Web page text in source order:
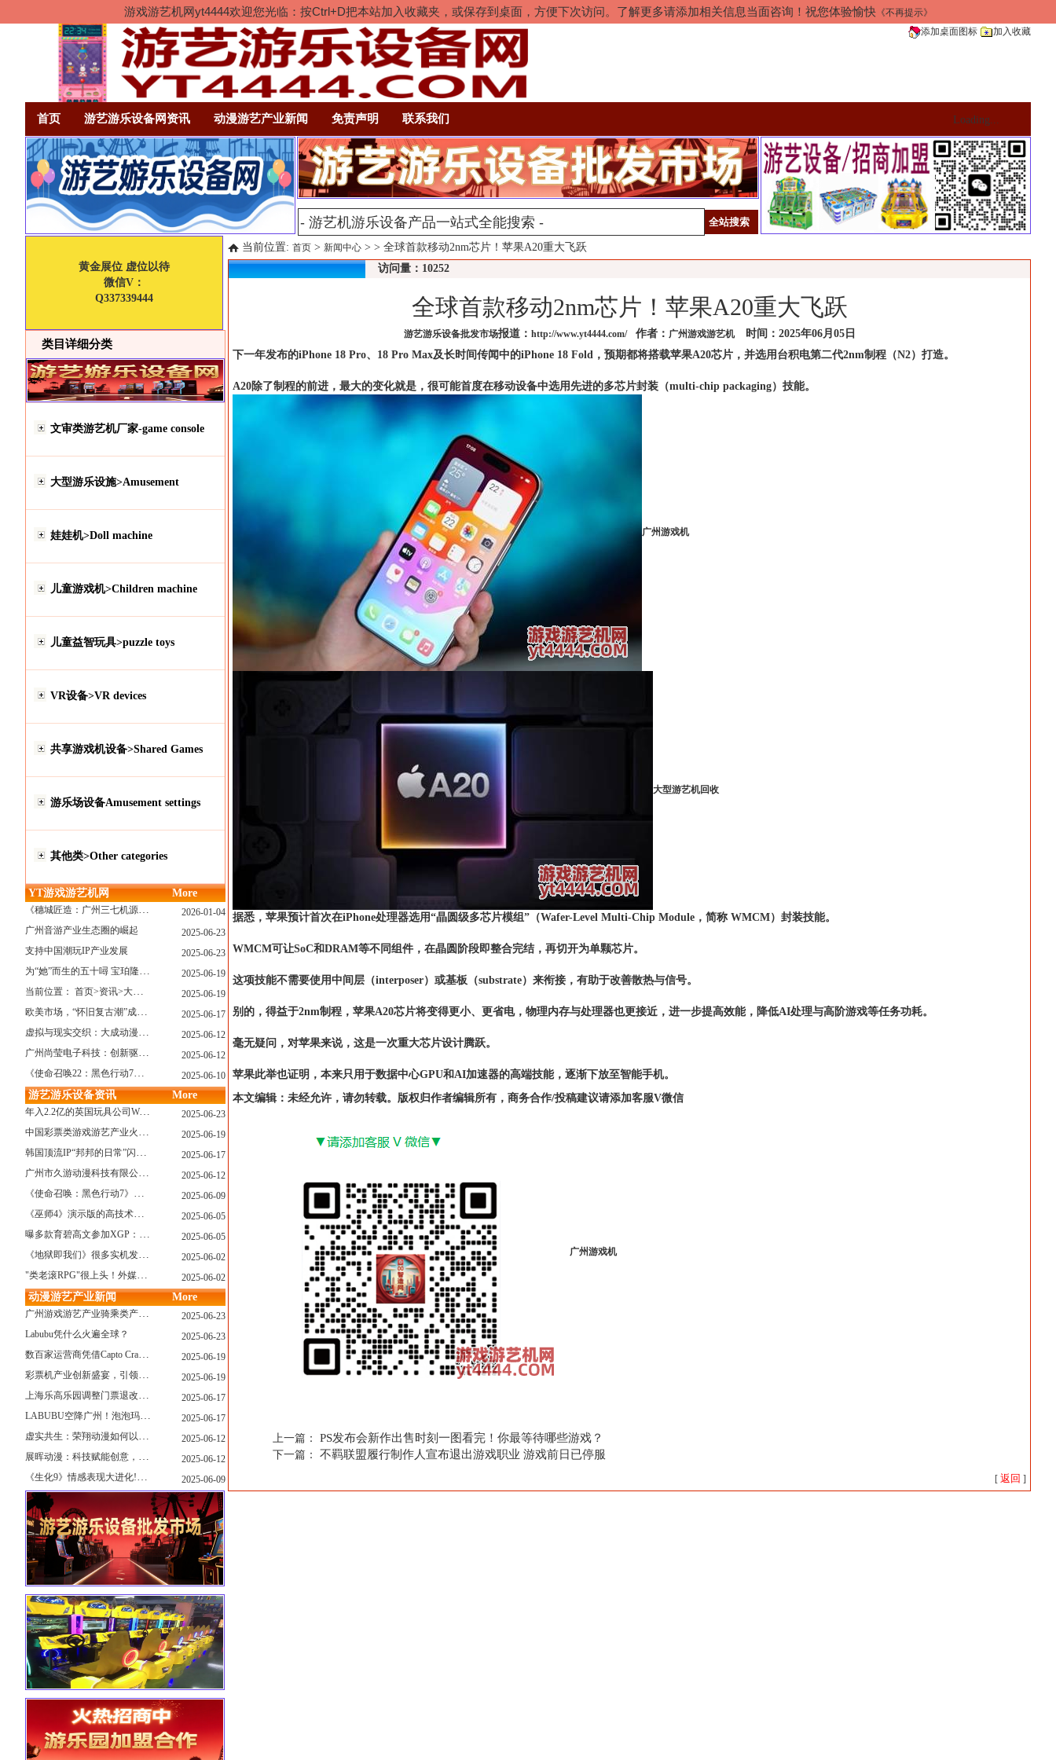
游戏游艺机网yt4444欢迎您光临：按Ctrl+D把本站加入收藏夹，或保存到桌面，方便下次访问。了解更多请添加相关信息当面咨询！祝您体验愉快《不再提示》
添加桌面图标
加入收藏
首页 游艺游乐设备网资讯 动漫游艺产业新闻 免责声明 联系我们 Loading...
黄金展位 虚位以待
微信V：
Q337339444
类目详细分类
文审类游艺机厂家-game console
大型游乐设施>Amusement
娃娃机>Doll machine
儿童游戏机>Children machine
儿童益智玩具>puzzle toys
VR设备>VR devices
共享游戏机设备>Shared Games
游乐场设备Amusement settings
其他类>Other categories
YT游戏游艺机网
More
《穗城匠造：广州三七机源头的工厂店密码》
2026-01-04
广州音游产业生态圈的崛起
2025-06-23
支持中国潮玩IP产业发展
2025-06-23
为“她”而生的五十噚 宝珀隆重推出全新五十噚女士潜水腕表 2025-06-19
当前位置： 首页>资讯>大型游戏展览和新游戏厅6月大温揭幕 大型游戏展览和新游戏厅6月大温揭幕 2025-06-19
欧美市场，“怀旧复古潮”成今年爆火！ 2025-06-17
虚拟与现实交织：大成动漫如何用"数字工匠精神"重塑游艺产业价值生态 2025-06-12
广州尚莹电子科技：创新驱动，引领游艺产业智能化新浪潮 2025-06-12
《使命召唤22：黑色行动7》战役模式传闻引不满:玩家将扮演无名士兵 2025-06-10
游艺游乐设备资讯
More
年入2.2亿的英国玩具公司Wow! Stuff被收购！
2025-06-23
中国彩票类游戏游艺产业火红现状深度分析 2025-06-19
韩国顶流IP“邦邦的日常”闪现深圳 2025-06-17
广州市久游动漫科技有限公司：创新驱动，引领游艺产业新浪潮 2025-06-12
《使命召唤：黑色行动7》问题多多：或将重蹈覆辙 2025-06-09
《巫师4》演示版的高技术力能在PS5上复现吗？数毛社以为很有或许！ 2025-06-05
曝多款育碧高文参加XGP：《星球大战：亡命之徒》、《阿凡达：潘多拉边境》、《刺客信条：影》等 2025-06-05
《地狱即我们》很多实机发布！虚幻5的地狱级画质！ 2025-06-02
"类老滚RPG"很上头！外媒盛赞新作《污痕圣杯》 2025-06-02
动漫游艺产业新闻
More
广州游戏游艺产业骑乘类产品的创新革命与沉浸式体验升级
2025-06-23
Labubu凭什么火遍全球？
2025-06-23
数百家运营商凭借Capto Crane娃娃机赢得玩家青睐——您呢？ 2025-06-19
彩票机产业创新盛宴，引领数字娱乐新潮流 2025-06-19
上海乐高乐园调整门票退改政策，多项“全球首发”引关注 2025-06-17
LABUBU空降广州！泡泡玛特快闪店限时开启 2025-06-17
虚实共生：荣翔动漫如何以"科技+文化"双轮驱动重塑游艺产业新生态 2025-06-12
展晖动漫：科技赋能创意，打造沉浸式游艺新体验 2025-06-12
《生化9》情感表现大进化!眼神、颤抖细节拉满！ 2025-06-09
当前位置: 首页 > 新闻中心 > > 全球首款移动2nm芯片！苹果A20重大飞跃
访问量：10252
全球首款移动2nm芯片！苹果A20重大飞跃
游艺游乐设备批发市场报道： http://www.yt4444.com/ 作者： 广州游戏游艺机
时间：2025年06月05日
下一年发布的iPhone 18 Pro、18 Pro Max及长时间传闻中的iPhone 18 Fold，预期都将搭载苹果A20芯片，并选用台积电第二代2nm制程（N2）打造。
A20除了制程的前进，最大的变化就是，很可能首度在移动设备中选用先进的多芯片封装（multi-chip packaging）技能。
广州游戏机
大型游艺机回收
据悉，苹果预计首次在iPhone处理器选用“晶圆级多芯片模组”（Wafer-Level Multi-Chip Module，简称 WMCM）封装技能。
WMCM可让SoC和DRAM等不同组件，在晶圆阶段即整合完结，再切开为单颗芯片。
这项技能不需要使用中间层（interposer）或基板（substrate）来衔接，有助于改善散热与信号。
别的，得益于2nm制程，苹果A20芯片将变得更小、更省电，物理内存与处理器也更接近，进一步提高效能，降低AI处理与高阶游戏等任务功耗。
毫无疑问，对苹果来说，这是一次重大芯片设计腾跃。
苹果此举也证明，本来只用于数据中心GPU和AI加速器的高端技能，逐渐下放至智能手机。
本文编辑：未经允许，请勿转载。版权归作者编辑所有，商务合作/投稿建议请添加客服V微信
广州游戏机
上一篇： PS发布会新作出售时刻一图看完！你最等待哪些游戏？
下一篇： 不羁联盟履行制作人宣布退出游戏职业 游戏前日已停服
[ 返回 ]